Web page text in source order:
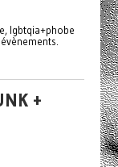
lgbtqia+phobe
+